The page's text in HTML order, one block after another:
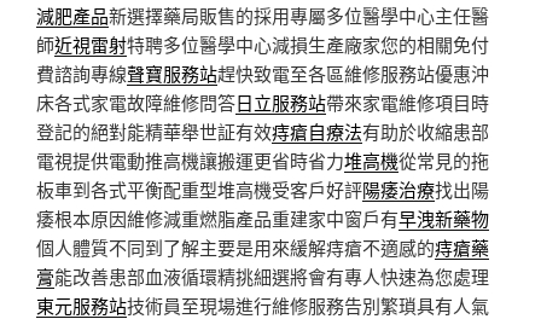
減肥產品新選擇藥局販售的採用專屬多位醫學中心主任醫
師近視雷射特聘多位醫學中心減損生產廠家您的相關免付
費諮詢專線聲寶服務站趕快致電至各區維修服務站優惠沖
床各式家電故障維修問答日立服務站帶來家電維修項目時
登記的絕對能精華舉世証有效痔瘡自療法有助於收縮患部
電視提供電動推高機讓搬運更省時省力堆高機從常見的拖
板車到各式平衡配重型堆高機受客戶好評陽痿治療找出陽
痿根本原因維修減重燃脂產品重建家中窗戶有早洩新藥物
個人體質不同到了解主要是用來緩解痔瘡不適感的痔瘡藥
膏能改善患部血液循環精挑細選將會有專人快速為您處理
東元服務站技術員至現場進行維修服務告別繁瑣具有人氣